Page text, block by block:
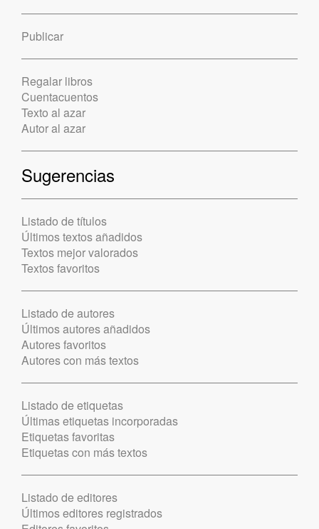
Publicar
Regalar libros
Cuentacuentos
Texto al azar
Autor al azar
Sugerencias
Listado de títulos
Últimos textos añadidos
Textos mejor valorados
Textos favoritos
Listado de autores
Últimos autores añadidos
Autores favoritos
Autores con más textos
Listado de etiquetas
Últimas etiquetas incorporadas
Etiquetas favoritas
Etiquetas con más textos
Listado de editores
Últimos editores registrados